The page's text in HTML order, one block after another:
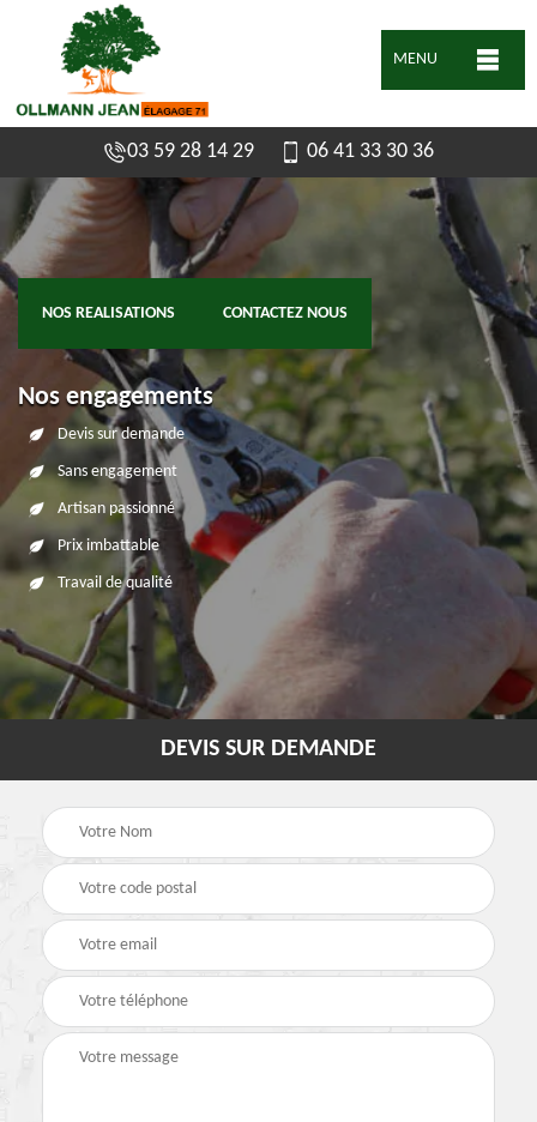
MENU
03 59 28 14 29 06 41 33 30 36
NOS REALISATIONS CONTACTEZ NOUS
Nos engagements
Devis sur demande
Sans engagement
Artisan passionné
Prix imbattable
Travail de qualité
DEVIS SUR DEMANDE